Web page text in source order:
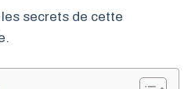
secrets de cette